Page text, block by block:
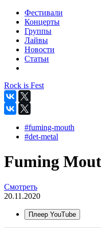
Фестивали
Концерты
Группы
Лайвы
Новости
Статьи
Rock is Fest
#fuming-mouth
#det-metal
Fuming
Смотреть
20.11.2020
Плеер YouTube